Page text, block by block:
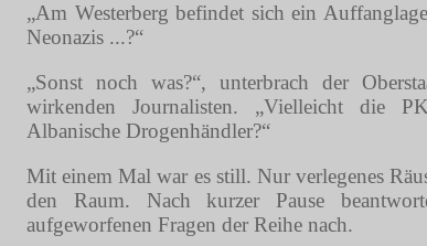
„Am Westerberg befindet sich ein
Neonazis ...?“
„Sonst noch was?“, unterbrach der
wirkenden Journalisten. „Vielleicht die
Albanische Drogenhändler?“
Mit einem Mal war es still. Nur verlegenes
den Raum. Nach kurzer Pause
aufgeworfenen Fragen der Reihe nach.